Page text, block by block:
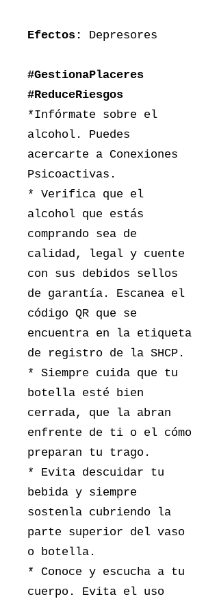
Efectos: Depresores
#GestionaPlaceres
#ReduceRiesgos
*Infórmate sobre el
alcohol. Puedes
acercarte a Conexiones
Psicoactivas.
* Verifica que el
alcohol que estás
comprando sea de
calidad, legal y cuente
con sus debidos sellos
de garantía. Escanea el
código QR que se
encuentra en la etiqueta
de registro de la SHCP.
* Siempre cuida que tu
botella esté bien
cerrada, que la abran
enfrente de ti o el cómo
preparan tu trago.
* Evita descuidar tu
bebida y siempre
sostenla cubriendo la
parte superior del vaso
o botella.
* Conoce y escucha a tu
cuerpo. Evita el uso